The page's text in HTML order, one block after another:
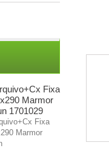
Fixa
Marmor
1701029
Fixa
Marmor